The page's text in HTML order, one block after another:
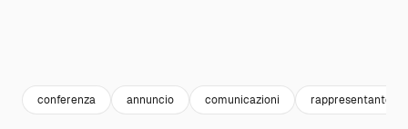
conferenza annuncio comunicazioni rappresentante